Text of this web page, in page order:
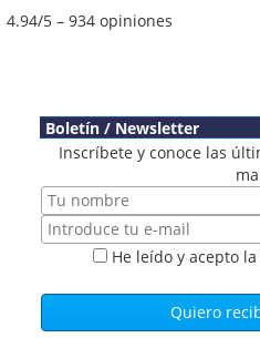
4.94/5 – 934 opiniones
Boletín / Newsletter
Inscríbete y conoce las
He leído y acepto la